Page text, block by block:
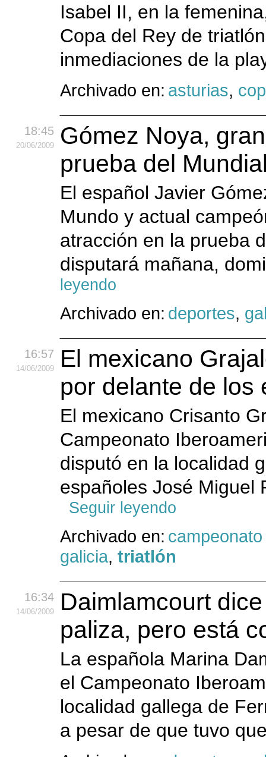
Isabel II, en la
Copa del Rey de
inmediaciones de la
Archivado en: asturias,
18:45
20/06/2009
Gómez Noya,
prueba del
El español Javier
Mundo y actual
atracción en la prueba
disputará mañana,
leyendo
Archivado en: deportes,
16:57
14/06/2009
El mexicano
por delante de los
El mexicano Crisanto
Campeonato
disputó en la localidad
españoles José Miguel
Seguir leyendo
Archivado en:
galicia, triatlón
16:34
14/06/2009
Daimlamcourt
paliza, pero está
La española Marina
el Campeonato
localidad gallega de
a pesar de que tuvo